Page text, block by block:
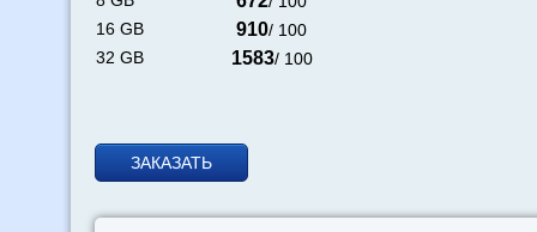
16 GB
910/ 100
32 GB
1583/ 100
ЗАКАЗАТЬ